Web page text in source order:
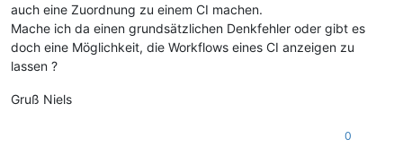
auch eine Zuordnung zu einem CI machen.
Mache ich da einen grundsätzlichen Denkfehler oder gibt es
doch eine Möglichkeit, die Workflows eines CI anzeigen zu
lassen ?
Gruß Niels
0